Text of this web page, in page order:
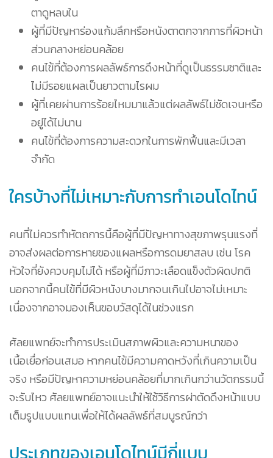
ตาดูหลบใน
ผู้ที่มีปัญหาร่องแก้มลึกหรือหนังตาตกจากการที่ผิวหน้า
ส่วนกลางหย่อนคล้อย
คนไข้ที่ต้องการผลลัพธ์การดึงหน้าที่ดูเป็นธรรมชาติและ
ไม่มีรอยแผลเป็นยาวตามไรผม
ผู้ที่เคยผ่านการร้อยไหมมาแล้วแต่ผลลัพธ์ไม่ชัดเจนหรือ
อยู่ได้ไม่นาน
คนไข้ที่ต้องการความสะดวกในการพักฟื้นและมีเวลา
จำกัด
ใครบ้างที่ไม่เหมาะกับการทำเอนโดไทน์
คนที่ไม่ควรทำหัตถการนี้คือผู้ที่มีปัญหาทางสุขภาพรุนแรงที่
อาจส่งผลต่อการหายของแผลหรือการดมยาสลบ เช่น โรค
หัวใจที่ยังควบคุมไม่ได้ หรือผู้ที่มีภาวะเลือดแข็งตัวผิดปกติ
นอกจากนี้คนไข้ที่มีผิวหนังบางมากจนเกินไปอาจไม่เหมาะ
เนื่องจากอาจมองเห็นขอบวัสดุได้ในช่วงแรก
ศัลยแพทย์จะทำการประเมินสภาพผิวและความหนาของ
เนื้อเยื่อก่อนเสมอ หากคนไข้มีความคาดหวังที่เกินความเป็น
จริง หรือมีปัญหาความหย่อนคล้อยที่มากเกินกว่านวัตกรรมนี้
จะรับไหว ศัลยแพทย์อาจแนะนำให้ใช้วิธีการผ่าตัดดึงหน้าแบบ
เต็มรูปแบบแทนเพื่อให้ได้ผลลัพธ์ที่สมบูรณ์กว่า